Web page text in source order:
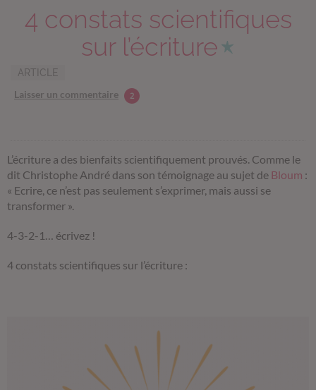
4 constats scientifiques
sur l’écriture
ARTICLE
Laisser un commentaire 2
L’écriture a des bienfaits scientifiquement prouvés. Comme le
dit Christophe André dans son témoignage au sujet de Bloum :
« Ecrire, ce n’est pas seulement s’exprimer, mais aussi se
transformer ».
4-3-2-1… écrivez !
4 constats scientifiques sur l’écriture :